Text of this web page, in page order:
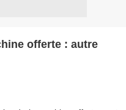
offerte : autre